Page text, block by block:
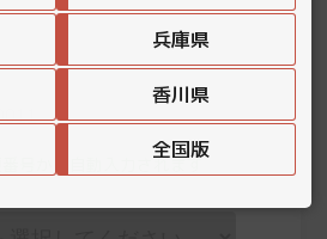
号から自動入力されます
兵庫県
香川県
全国版